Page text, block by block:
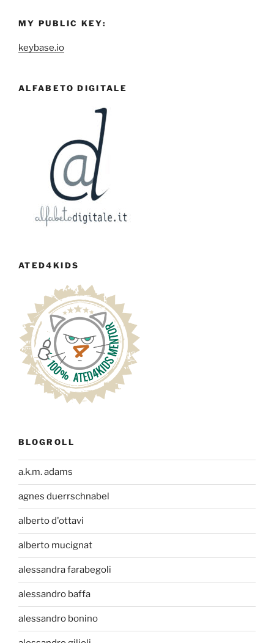
MY PUBLIC KEY:
keybase.io
ALFABETO DIGITALE
ATED4KIDS
BLOGROLL
a.k.m. adams
agnes duerrschnabel
alberto d'ottavi
alberto mucignat
alessandra farabegoli
alessandro baffa
alessandro bonino